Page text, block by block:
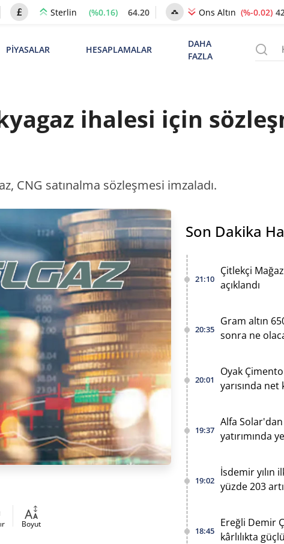
Sterlin (%0.16) 64.20 Ons Altın (%-0.02)
PİYASALAR HESAPLAMALAR
DAHA
FAZLA
ihalesi için
CNG satınalma sözleşmesi imzaladı.
Boyut
Son Dakika
21:10
Çitlekçi
açıklandı
20:35
Gram altın
sonra ne
20:01
Oyak
yarısında net
19:37
Alfa
yatırımında
19:02
İsdemir yılın
yüzde 203
18:45
Ereğli Demir
kârlılıkta